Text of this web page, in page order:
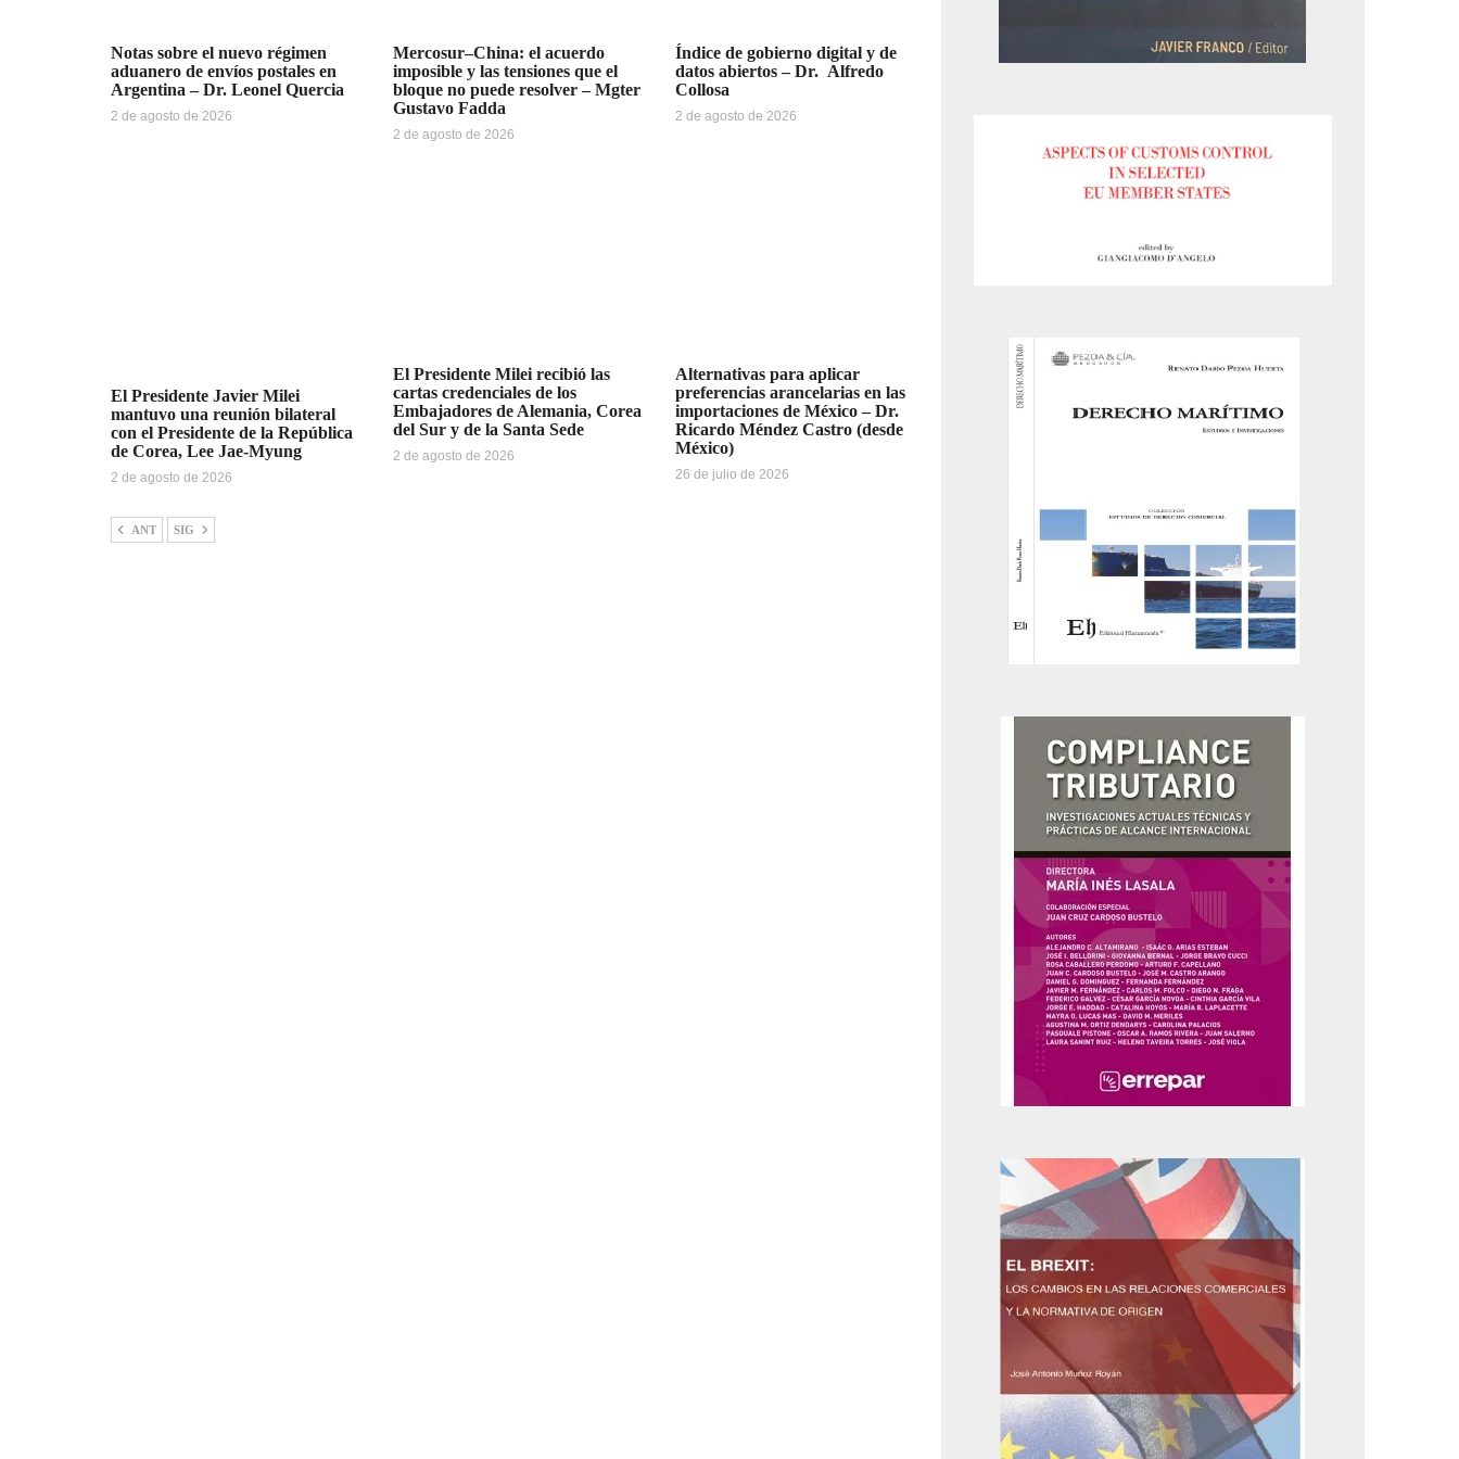
Notas sobre el nuevo régimen
aduanero de envíos postales en
Argentina – Dr. Leonel Quercia
2 de agosto de 2026
Mercosur–China: el acuerdo
imposible y las tensiones que el
bloque no puede resolver – Mgter
Gustavo Fadda
2 de agosto de 2026
Índice de gobierno digital y de
datos abiertos – Dr. Alfredo
Collosa
2 de agosto de 2026
El Presidente Javier Milei
mantuvo una reunión bilateral
con el Presidente de la República
de Corea, Lee Jae-Myung
2 de agosto de 2026
El Presidente Milei recibió las
cartas credenciales de los
Embajadores de Alemania, Corea
del Sur y de la Santa Sede
2 de agosto de 2026
Alternativas para aplicar
preferencias arancelarias en las
importaciones de México – Dr.
Ricardo Méndez Castro (desde
México)
26 de julio de 2026
ANT SIG